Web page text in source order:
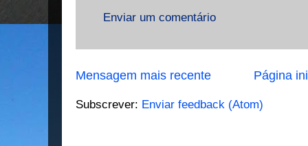
Enviar um comentário
Mensagem mais recente Página
Subscrever: Enviar feedback (Atom)